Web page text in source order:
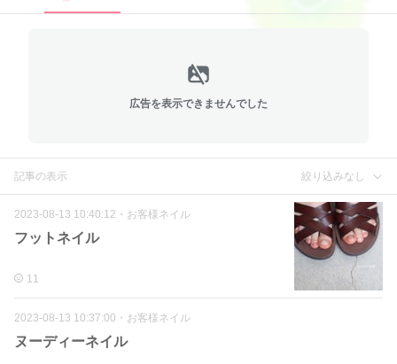
広告を表示できませんでした
記事の表示 絞り込みなし
2023-08-13 10:40:12 ・ お客様ネイル
フットネイル
11
2023-08-13 10:37:00 ・ お客様ネイル
ヌーディーネイル